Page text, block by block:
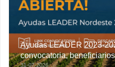
Ayudas LEADER 2023-
convocatoria,
31-07-2026